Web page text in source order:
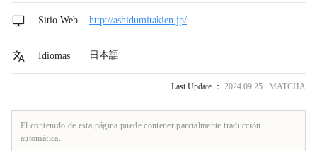
Sitio Web http://ashidumitakien.jp/
Idiomas 日本語
Last Update ： 2024.09.25 MATCHA
El contenido de esta página puede contener parcialmente traducción
automática.